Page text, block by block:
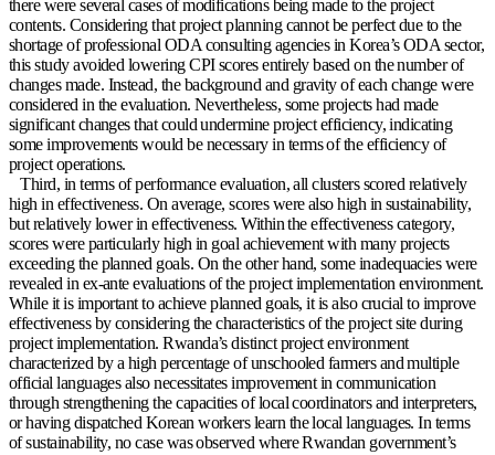
there were several cases of modifications being made to the project
contents. Considering that project planning cannot be perfect due to the
shortage of professional ODA consulting agencies in Korea’s ODA sector,
this study avoided lowering CPI scores entirely based on the number of
changes made. Instead, the background and gravity of each change were
considered in the evaluation. Nevertheless, some projects had made
significant changes that could undermine project efficiency, indicating
some improvements would be necessary in terms of the efficiency of
project operations.
Third, in terms of performance evaluation, all clusters scored relatively
high in effectiveness. On average, scores were also high in sustainability,
but relatively lower in effectiveness. Within the effectiveness category,
scores were particularly high in goal achievement with many projects
exceeding the planned goals. On the other hand, some inadequacies were
revealed in ex-ante evaluations of the project implementation environment.
While it is important to achieve planned goals, it is also crucial to improve
effectiveness by considering the characteristics of the project site during
project implementation. Rwanda’s distinct project environment
characterized by a high percentage of unschooled farmers and multiple
official languages also necessitates improvement in communication
through strengthening the capacities of local coordinators and interpreters,
or having dispatched Korean workers learn the local languages. In terms
of sustainability, no case was observed where Rwandan government’s